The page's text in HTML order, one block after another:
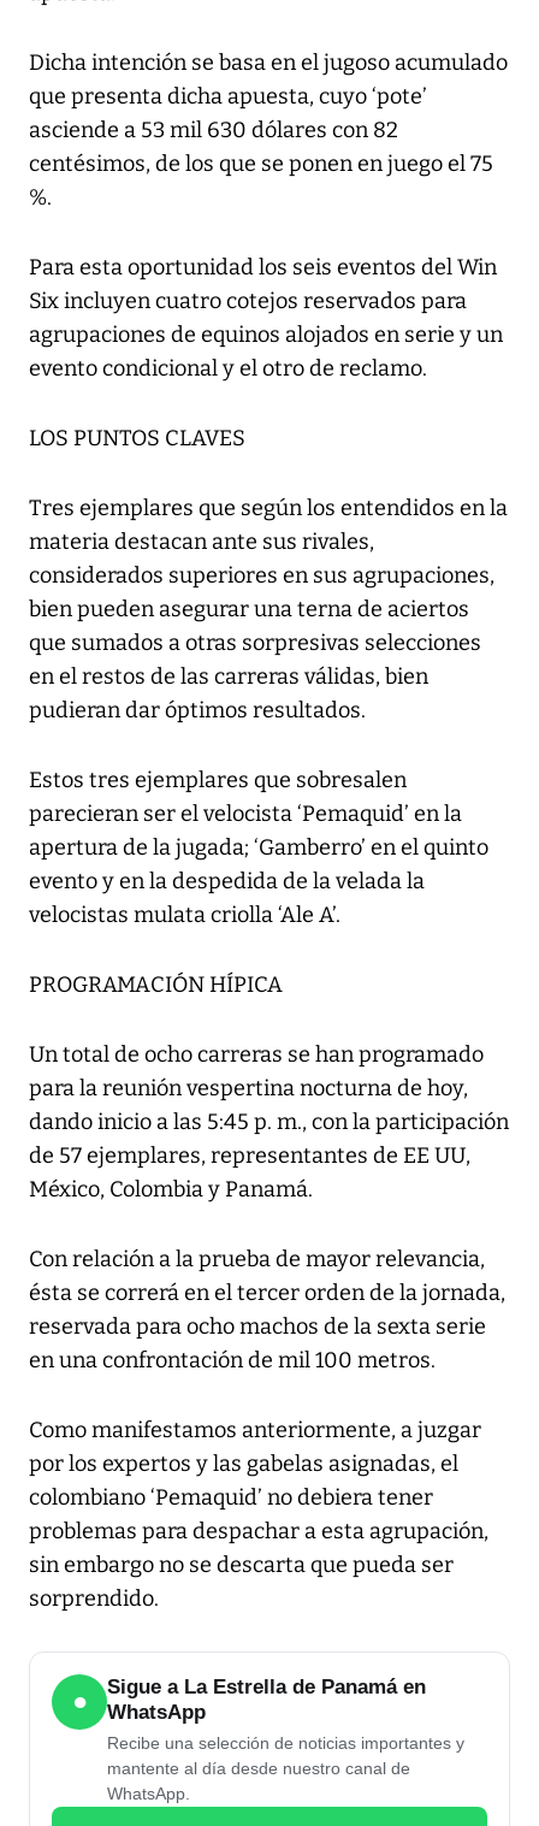
Dicha intención se basa en el jugoso acumulado
que presenta dicha apuesta, cuyo ‘pote’
asciende a 53 mil 630 dólares con 82
centésimos, de los que se ponen en juego el 75
%.
Para esta oportunidad los seis eventos del Win
Six incluyen cuatro cotejos reservados para
agrupaciones de equinos alojados en serie y un
evento condicional y el otro de reclamo.
LOS PUNTOS CLAVES
Tres ejemplares que según los entendidos en la
materia destacan ante sus rivales,
considerados superiores en sus agrupaciones,
bien pueden asegurar una terna de aciertos
que sumados a otras sorpresivas selecciones
en el restos de las carreras válidas, bien
pudieran dar óptimos resultados.
Estos tres ejemplares que sobresalen
parecieran ser el velocista ‘Pemaquid’ en la
apertura de la jugada; ‘Gamberro’ en el quinto
evento y en la despedida de la velada la
velocistas mulata criolla ‘Ale A’.
PROGRAMACIÓN HÍPICA
Un total de ocho carreras se han programado
para la reunión vespertina nocturna de hoy,
dando inicio a las 5:45 p. m., con la participación
de 57 ejemplares, representantes de EE UU,
México, Colombia y Panamá.
Con relación a la prueba de mayor relevancia,
ésta se correrá en el tercer orden de la jornada,
reservada para ocho machos de la sexta serie
en una confrontación de mil 100 metros.
Como manifestamos anteriormente, a juzgar
por los expertos y las gabelas asignadas, el
colombiano ‘Pemaquid’ no debiera tener
problemas para despachar a esta agrupación,
sin embargo no se descarta que pueda ser
sorprendido.
●
Sigue a La Estrella de Panamá en
WhatsApp
Recibe una selección de noticias importantes y
mantente al día desde nuestro canal de
WhatsApp.